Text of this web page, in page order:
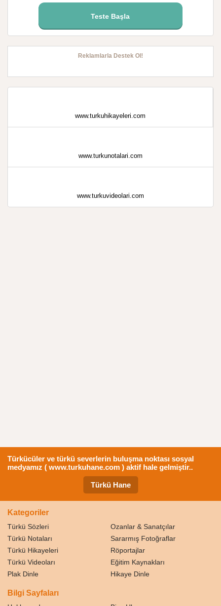
Teste Başla
Reklamlarla Destek Ol!
www.turkuhikayeleri.com
www.turkunotalari.com
www.turkuvideolari.com
Türkücüler ve türkü severlerin buluşma noktası sosyal
medyamız ( www.turkuhane.com ) aktif hale gelmiştir..
Türkü Hane
Kategoriler
Türkü Sözleri
Ozanlar & Sanatçılar
Türkü Notaları
Sararmış Fotoğraflar
Türkü Hikayeleri
Röportajlar
Türkü Videoları
Eğitim Kaynakları
Plak Dinle
Hikaye Dinle
Bilgi Sayfaları